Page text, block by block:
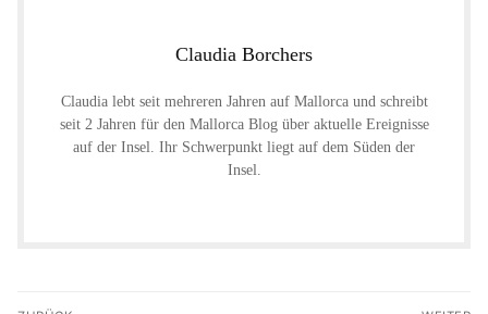
Claudia Borchers
Claudia lebt seit mehreren Jahren auf Mallorca und schreibt
seit 2 Jahren für den Mallorca Blog über aktuelle Ereignisse
auf der Insel. Ihr Schwerpunkt liegt auf dem Süden der
Insel.